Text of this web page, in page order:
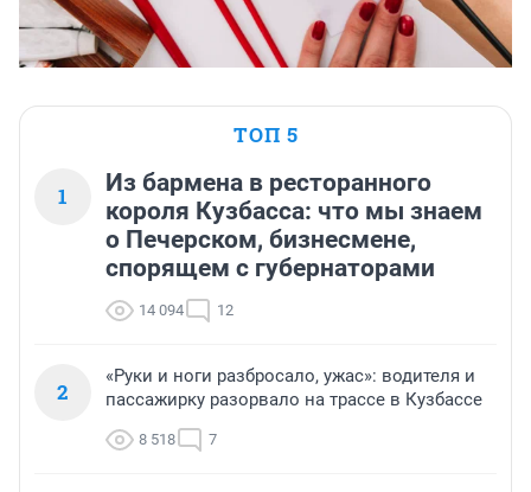
ТОП 5
1
Из бармена в ресторанного
короля Кузбасса: что мы знаем
о Печерском, бизнесмене,
спорящем с губернаторами
14 094 12
2
«Руки и ноги разбросало, ужас»: водителя и
пассажирку разорвало на трассе в Кузбассе
8 518 7